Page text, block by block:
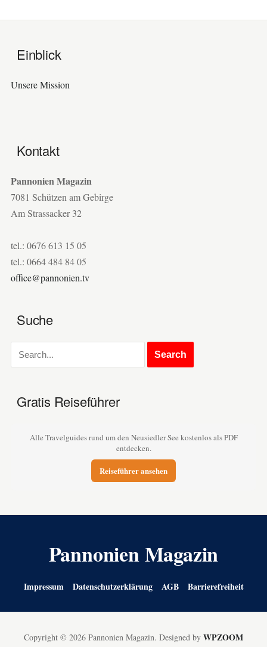
Einblick
Unsere Mission
Kontakt
Pannonien Magazin
7081 Schützen am Gebirge
Am Strassacker 32
tel.: 0676 613 15 05
tel.: 0664 484 84 05
office@pannonien.tv
Suche
Gratis Reiseführer
Alle Travelguides rund um den Neusiedler See kostenlos als PDF
entdecken.
Reiseführer ansehen
Pannonien Magazin
Impressum Datenschutzerklärung AGB Barrierefreiheit
Copyright © 2026 Pannonien Magazin. Designed by WPZOOM